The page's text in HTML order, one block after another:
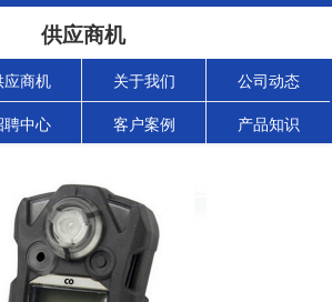
供应商机
应商机 关于我们 公司动态
聘中心 客户案例 产品知识